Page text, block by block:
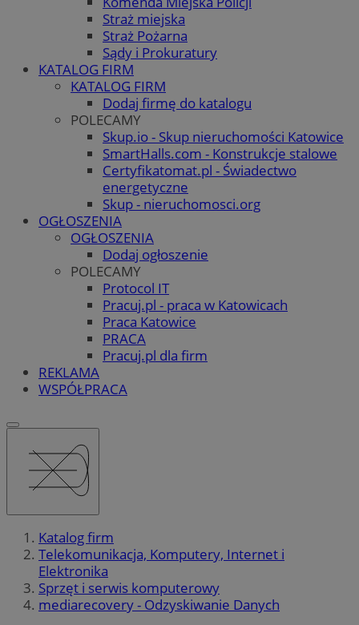
Straż miejska
Straż Pożarna
Sądy i Prokuratury
KATALOG FIRM
KATALOG FIRM
Dodaj firmę do katalogu
POLECAMY
Skup.io - Skup nieruchomości Katowice
SmartHalls.com - Konstrukcje stalowe
Certyfikatomat.pl - Świadectwo
energetyczne
Skup - nieruchomosci.org
OGŁOSZENIA
OGŁOSZENIA
Dodaj ogłoszenie
POLECAMY
Protocol IT
Pracuj.pl - praca w Katowicach
Praca Katowice
PRACA
Pracuj.pl dla firm
REKLAMA
WSPÓŁPRACA
Katalog firm
Telekomunikacja, Komputery, Internet i
Elektronika
Sprzęt i serwis komputerowy
mediarecovery - Odzyskiwanie Danych